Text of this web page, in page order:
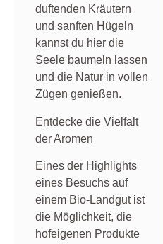
duftenden Kräutern
und sanften Hügeln
kannst du hier die
Seele baumeln lassen
und die Natur in vollen
Zügen genießen.
Entdecke die Vielfalt
der Aromen
Eines der Highlights
eines Besuchs auf
einem Bio-Landgut ist
die Möglichkeit, die
hofeigenen Produkte